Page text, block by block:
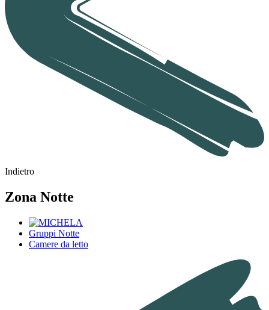
Indietro
Zona Notte
Gruppi Notte
Camere da letto